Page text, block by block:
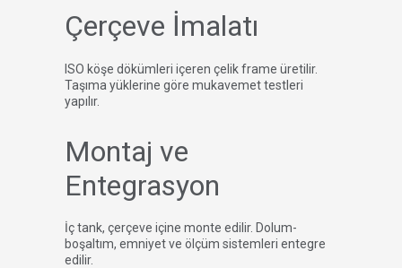
Çerçeve İmalatı
ISO köşe dökümleri içeren çelik frame üretilir.
Taşıma yüklerine göre mukavemet testleri
yapılır.
Montaj ve
Entegrasyon
İç tank, çerçeve içine monte edilir. Dolum-
boşaltım, emniyet ve ölçüm sistemleri entegre
edilir.